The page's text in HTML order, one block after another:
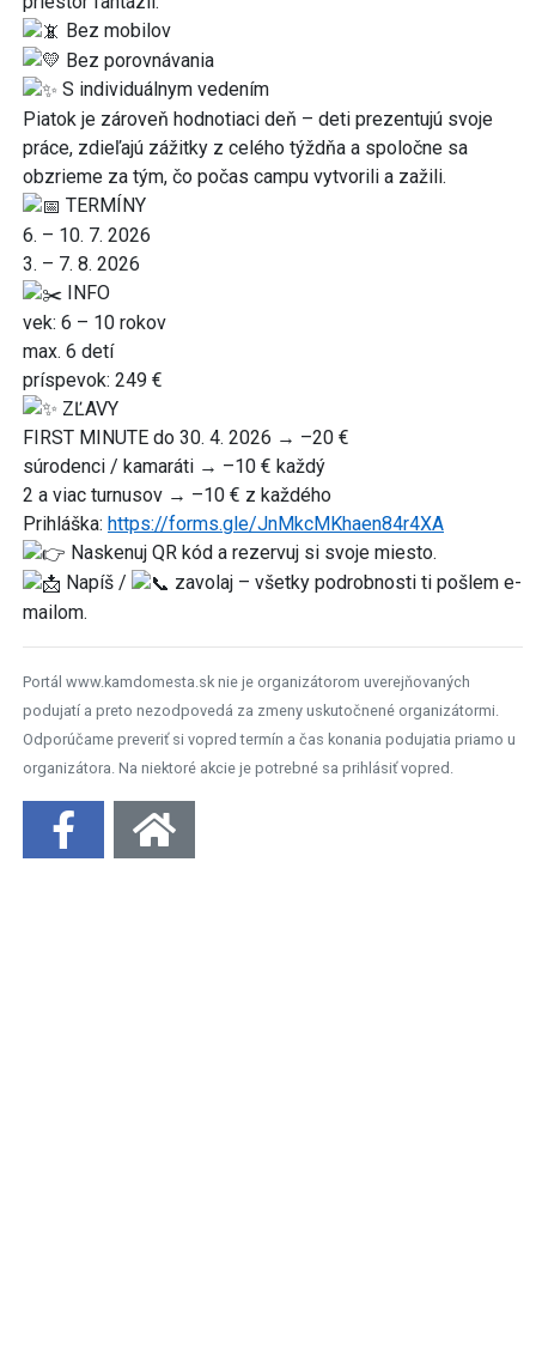
Bez mobilov
Bez porovnávania
S individuálnym vedením
Piatok je zároveň hodnotiaci deň – deti prezentujú svoje
práce, zdieľajú zážitky z celého týždňa a spoločne sa
obzrieme za tým, čo počas campu vytvorili a zažili.
TERMÍNY
6. – 10. 7. 2026
3. – 7. 8. 2026
INFO
vek: 6 – 10 rokov
max. 6 detí
príspevok: 249 €
ZĽAVY
FIRST MINUTE do 30. 4. 2026 → –20 €
súrodenci / kamaráti → –10 € každý
2 a viac turnusov → –10 € z každého
Prihláška: https://forms.gle/JnMkcMKhaen84r4XA
Naskenuj QR kód a rezervuj si svoje miesto.
Napíš /
zavolaj – všetky podrobnosti ti pošlem e-
mailom.
Portál www.kamdomesta.sk nie je organizátorom uverejňovaných
podujatí a preto nezodpovedá za zmeny uskutočnené organizátormi.
Odporúčame preveriť si vopred termín a čas konania podujatia priamo u
organizátora. Na niektoré akcie je potrebné sa prihlásiť vopred.